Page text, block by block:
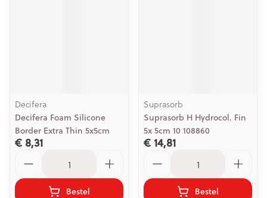
Decifera
Decifera Foam Silicone
Border Extra Thin 5x5cm
€ 8,31
Bestel
Suprasorb
Suprasorb H Hydrocol. Fin
5x 5cm 10 108860
€ 14,81
Bestel